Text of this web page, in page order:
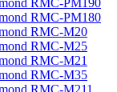
RMC-PM190
RMC-PM180
RMC-M20
RMC-M25
RMC-M21
RMC-M35
RMC-M211